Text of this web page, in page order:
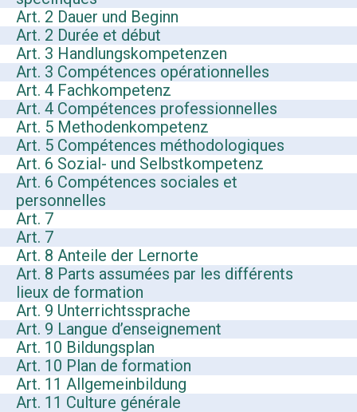
Art. 2 Dauer und Beginn
Art. 2 Durée et début
Art. 3 Handlungskompetenzen
Art. 3 Compétences opérationnelles
Art. 4 Fachkompetenz
Art. 4 Compétences professionnelles
Art. 5 Methodenkompetenz
Art. 5 Compétences méthodologiques
Art. 6 Sozial- und Selbstkompetenz
Art. 6 Compétences sociales et
personnelles
Art. 7
Art. 7
Art. 8 Anteile der Lernorte
Art. 8 Parts assumées par les différents
lieux de formation
Art. 9 Unterrichtssprache
Art. 9 Langue d’enseignement
Art. 10 Bildungsplan
Art. 10 Plan de formation
Art. 11 Allgemeinbildung
Art. 11 Culture générale